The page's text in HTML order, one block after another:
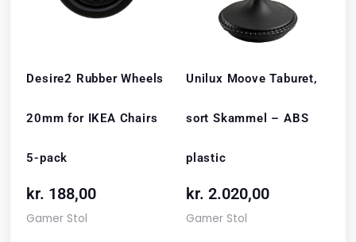
Desire2 Rubber Wheels
20mm for IKEA Chairs
5-pack
kr. 188,00
Gamer Stol
Unilux Moove Taburet,
sort Skammel – ABS
plastic
kr. 2.020,00
Gamer Stol